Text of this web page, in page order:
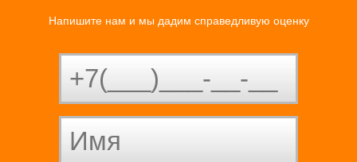
Напишите нам и мы дадим справедливую оценку